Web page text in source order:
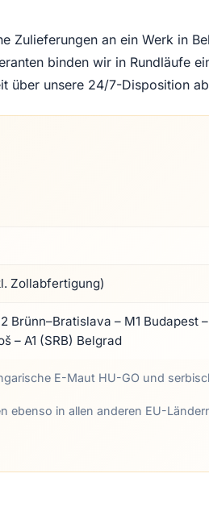
Zulieferungen an ein Werk in
binden wir in Rundläufe
über unsere 24/7-Disposition
Zollabfertigung)
Brünn–Bratislava – M1 Budapest
– A1 (SRB) Belgrad
E-Maut HU-GO und
ebenso in allen anderen EU-